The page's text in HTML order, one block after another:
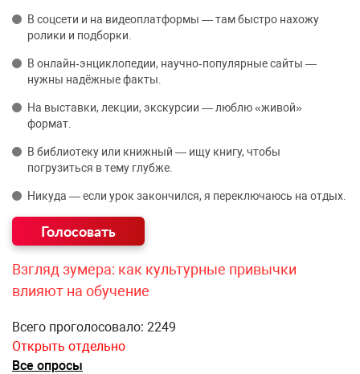
В соцсети и на видеоплатформы — там быстро нахожу
ролики и подборки.
В онлайн‑энциклопедии, научно‑популярные сайты —
нужны надёжные факты.
На выставки, лекции, экскурсии — люблю «живой»
формат.
В библиотеку или книжный — ищу книгу, чтобы
погрузиться в тему глубже.
Никуда — если урок закончился, я переключаюсь на отдых.
Взгляд зумера: как культурные привычки
влияют на обучение
Всего проголосовало: 2249
Открыть отдельно
Все опросы